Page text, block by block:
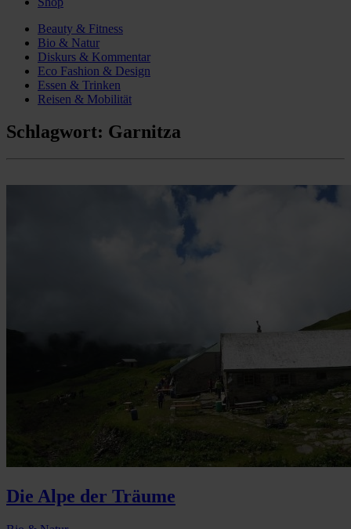
Beauty & Fitness
Bio & Natur
Diskurs & Kommentar
Eco Fashion & Design
Essen & Trinken
Reisen & Mobilität
Schlagwort: Garnitza
Die Alpe der Träume